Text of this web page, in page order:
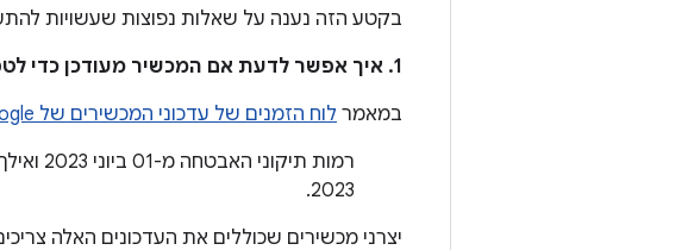
בקטע הזה נענה על שאלות נפוצות שעשויות
1. איך אפשר לדעת אם המכשיר מעודכן כדי לטפל בבעיות האלה?
במאמר לוח הזמנים של עדכוני המכשירים של Google
2023.
יצרני מכשירים שכוללים את העדכונים האלה